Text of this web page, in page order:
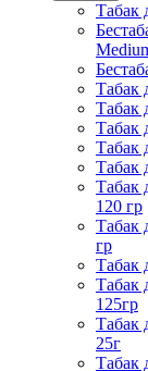
Табак
Табак
Табак
Табак
Табак
Табак
Табак
120 гр
Табак
гр
Табак
Табак
125гр
Табак
25г
Табак